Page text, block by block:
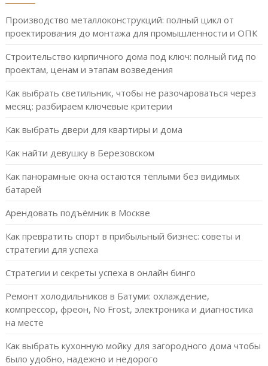
Производство металлоконструкций: полный цикл от
проектирования до монтажа для промышленности и ОПК
Строительство кирпичного дома под ключ: полный гид по
проектам, ценам и этапам возведения
Как выбрать светильник, чтобы не разочароваться через
месяц: разбираем ключевые критерии
Как выбрать двери для квартиры и дома
Как найти девушку в Березовском
Как панорамные окна остаются тёплыми без видимых
батарей
Арендовать подъёмник в Москве
Как превратить спорт в прибыльный бизнес: советы и
стратегии для успеха
Стратегии и секреты успеха в онлайн бинго
Ремонт холодильников в Батуми: охлаждение,
компрессор, фреон, No Frost, электроника и диагностика
на месте
Как выбрать кухонную мойку для загородного дома чтобы
было удобно, надежно и недорого